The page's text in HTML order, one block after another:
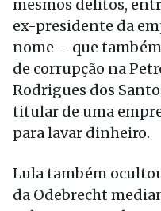
mesmos delitos,
ex-presidente da
nome – que
de corrupção na
Rodrigues dos
titular de uma
para lavar dinheiro.
Lula também
da Odebrecht